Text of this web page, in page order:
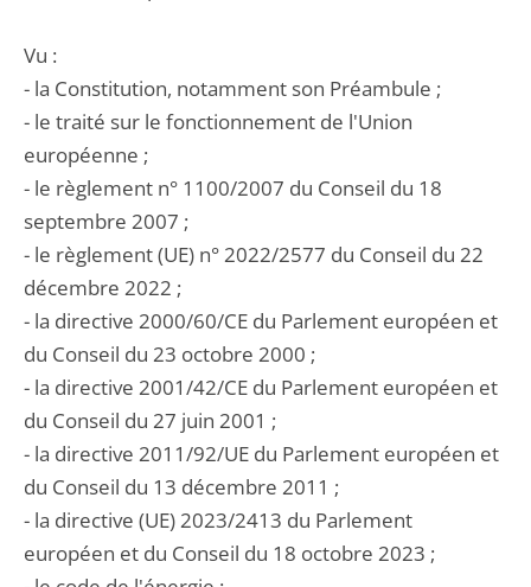
Vu :
- la Constitution, notamment son Préambule ;
- le traité sur le fonctionnement de l'Union
européenne ;
- le règlement n° 1100/2007 du Conseil du 18
septembre 2007 ;
- le règlement (UE) n° 2022/2577 du Conseil du 22
décembre 2022 ;
- la directive 2000/60/CE du Parlement européen et
du Conseil du 23 octobre 2000 ;
- la directive 2001/42/CE du Parlement européen et
du Conseil du 27 juin 2001 ;
- la directive 2011/92/UE du Parlement européen et
du Conseil du 13 décembre 2011 ;
- la directive (UE) 2023/2413 du Parlement
européen et du Conseil du 18 octobre 2023 ;